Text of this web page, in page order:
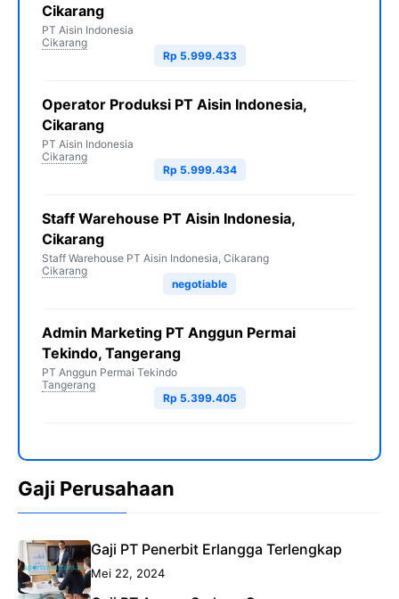
Cikarang
PT Aisin Indonesia
Cikarang
Rp 5.999.433
Operator Produksi PT Aisin Indonesia,
Cikarang
PT Aisin Indonesia
Cikarang
Rp 5.999.434
Staff Warehouse PT Aisin Indonesia,
Cikarang
Staff Warehouse PT Aisin Indonesia, Cikarang
Cikarang
negotiable
Admin Marketing PT Anggun Permai
Tekindo, Tangerang
PT Anggun Permai Tekindo
Tangerang
Rp 5.399.405
Gaji Perusahaan
Gaji PT Penerbit Erlangga Terlengkap
Mei 22, 2024